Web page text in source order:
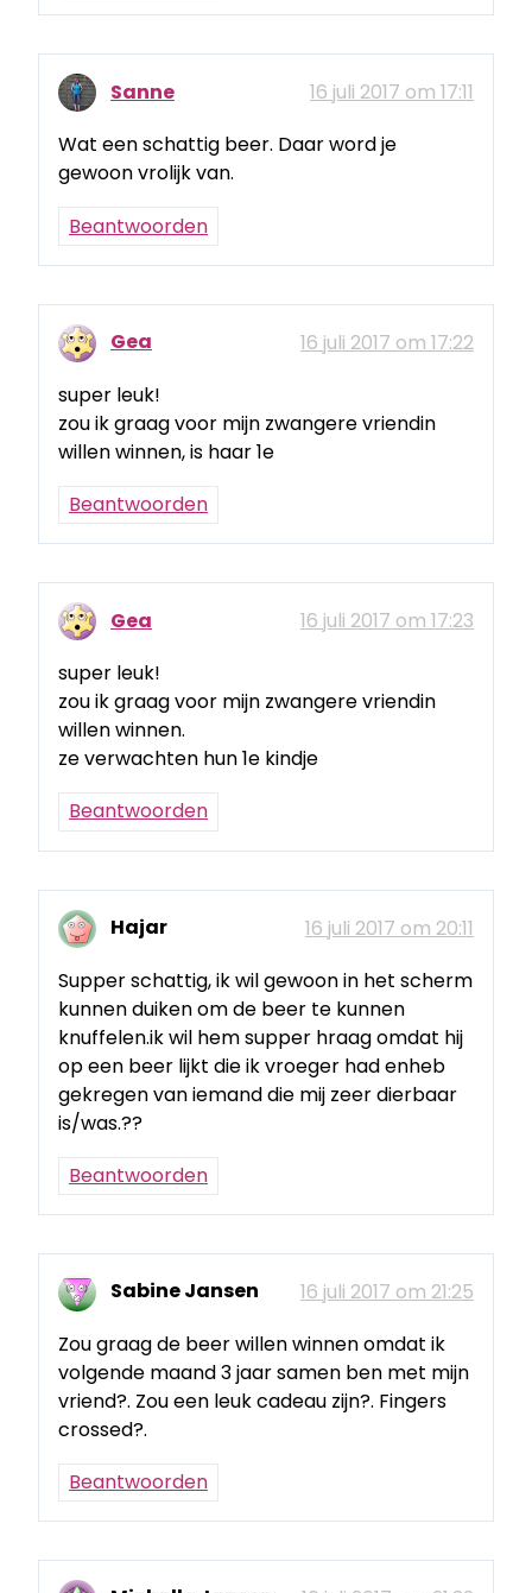
Sanne
16 juli 2017 om 17:11
Wat een schattig beer. Daar word je
gewoon vrolijk van.
Beantwoorden
Gea
16 juli 2017 om 17:22
super leuk!
zou ik graag voor mijn zwangere vriendin
willen winnen, is haar 1e
Beantwoorden
Gea
16 juli 2017 om 17:23
super leuk!
zou ik graag voor mijn zwangere vriendin
willen winnen.
ze verwachten hun 1e kindje
Beantwoorden
Hajar
16 juli 2017 om 20:11
Supper schattig, ik wil gewoon in het scherm
kunnen duiken om de beer te kunnen
knuffelen.ik wil hem supper hraag omdat hij
op een beer lijkt die ik vroeger had enheb
gekregen van iemand die mij zeer dierbaar
is/was.??
Beantwoorden
Sabine Jansen
16 juli 2017 om 21:25
Zou graag de beer willen winnen omdat ik
volgende maand 3 jaar samen ben met mijn
vriend?. Zou een leuk cadeau zijn?. Fingers
crossed?.
Beantwoorden